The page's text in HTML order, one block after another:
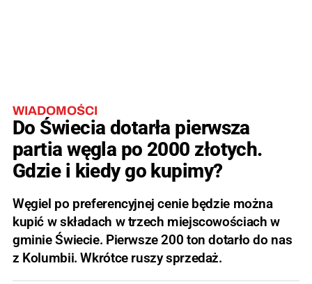
WIADOMOŚCI
Do Świecia dotarła pierwsza
partia węgla po 2000 złotych.
Gdzie i kiedy go kupimy?
Węgiel po preferencyjnej cenie będzie można
kupić w składach w trzech miejscowościach w
gminie Świecie. Pierwsze 200 ton dotarło do nas
z Kolumbii. Wkrótce ruszy sprzedaż.